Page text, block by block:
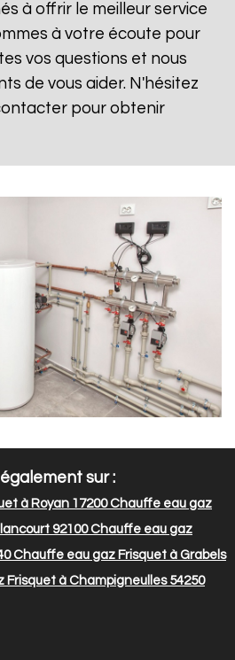
à offrir le meilleur service
à votre écoute pour
vos questions et nous
de vous aider. N'hésitez
pour obtenir
sur :
à Royan 17200Chauffe eau gaz
92100Chauffe eau gaz
Chauffe eau gaz Frisquet à Grabels
à Champigneulles 54250